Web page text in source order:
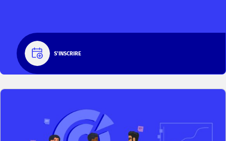
S'INSCRIRE